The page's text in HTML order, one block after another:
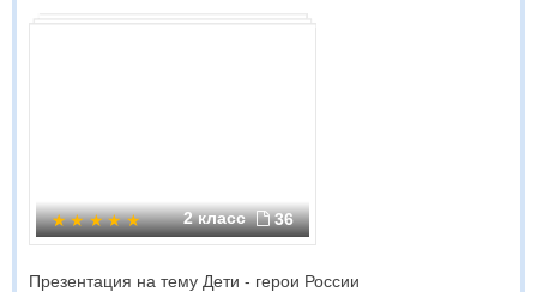
2 класс 36
Презентация на тему Дети - герои России